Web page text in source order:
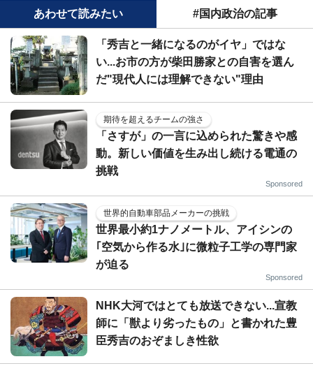
あわせて読みたい #国内政治の記事
「秀吉と一緒になるのがイヤ」ではな
い...お市の方が柴田勝家との自害を選ん
だ"現代人には理解できない"理由
期待を超えるチームの強さ
「さすが」の一言に込められた驚きや感
動。新しい価値を生み出し続ける電通の
挑戦
Sponsored
世界的自動車部品メーカーの挑戦
世界最小約1ナノメートル、アイシンの
｢空気から作る水｣に微粒子工学の専門家
が迫る
Sponsored
NHK大河ではとても放送できない...宣教
師に「獣より劣ったもの」と書かれた豊
臣秀吉のおぞましき性欲